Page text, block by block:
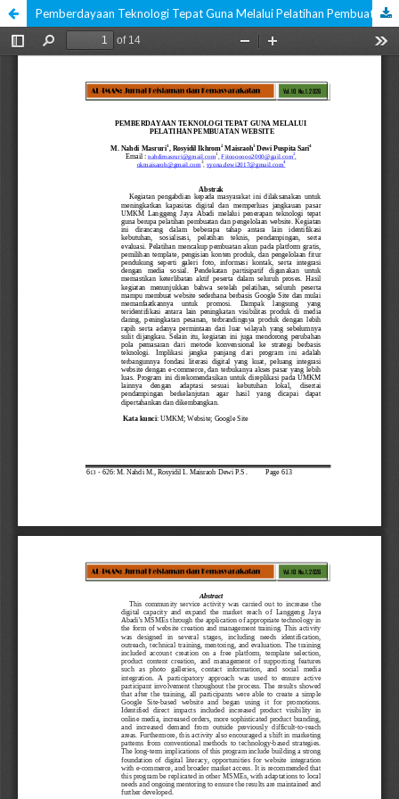
Pemberdayaan Teknologi Tepat Guna Melalui Pelatihan Pembuatan Website